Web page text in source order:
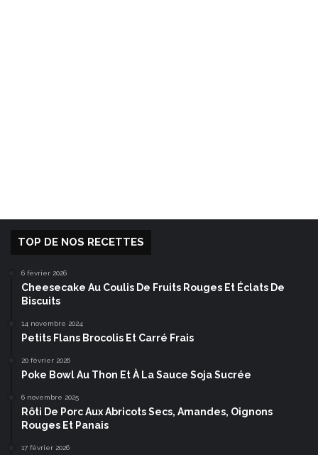
TOP DE NOS RECETTES
6 février 2026
Cheesecake Au Coulis De Fruits Rouges Et Éclats De
Biscuits
14 novembre 2024
Petits Flans Brocolis Et Carré Frais
20 février 2026
Poke Bowl Au Thon Et À La Sauce Soja Sucrée
6 novembre 2025
Rôti De Porc Aux Abricots Secs, Amandes, Oignons
Rouges Et Panais
17 février 2026